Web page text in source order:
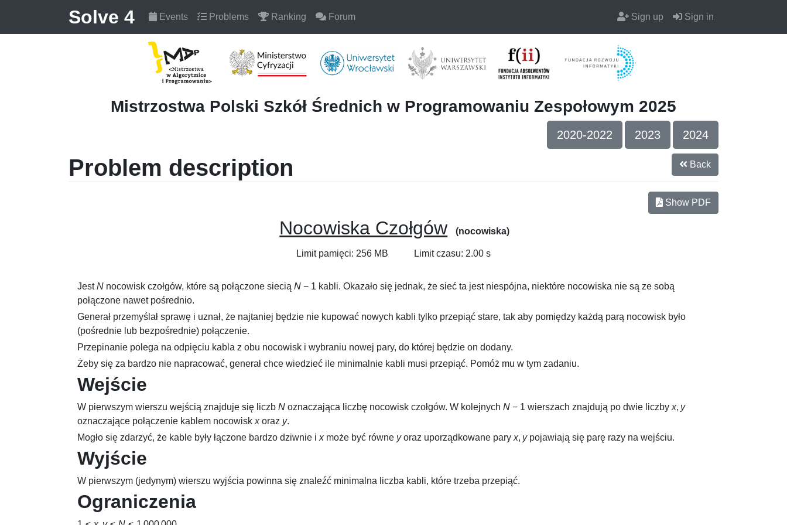
Solve 4 Events Problems Ranking Forum Sign up Sign in
Mistrzostwa Polski Szkół Średnich w Programowaniu Zespołowym 2025
2020-2022 2023 2024
Problem description Back
Show PDF
Nocowiska Czołgów (nocowiska)
Limit pamięci: 256 MB Limit czasu: 2.00 s
JestN nocowisk czołgów, które są połączone siecią N − 1 kabli. Okazało się jednak, że sieć ta jest niespójna, niektóre nocowiska nie są ze sobą
połączone nawet pośrednio.
Generał przemyślał sprawę i uznał, że najtaniej będzie nie kupować nowych kabli tylko przepiąć stare, tak aby pomiędzy każdą parą nocowisk było
(pośrednie lub bezpośrednie) połączenie.
Przepinanie polega na odpięciu kabla z obu nocowisk i wybraniu nowej pary, do której będzie on dodany.
Żeby się za bardzo nie napracować, generał chce wiedzieć ile minimalnie kabli musi przepiąć. Pomóż mu w tym zadaniu.
Wejście
W pierwszym wierszu wejścią znajduje się liczb N oznaczająca liczbę nocowisk czołgów. W kolejnych N − 1 wierszach znajdują po dwie liczby x, y
oznaczające połączenie kablem nocowisk xoraz y.
Mogło się zdarzyć, że kable były łączone bardzo dziwnie i xmoże być równe yoraz uporządkowane pary x, ypojawiają się parę razy na wejściu.
Wyjście
W pierwszym (jedynym) wierszu wyjścia powinna się znaleźć minimalna liczba kabli, które trzeba przepiąć.
Ograniczenia